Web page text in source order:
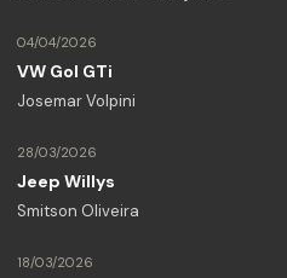
04/04/2026
VW Gol GTi
Josemar Volpini
28/03/2026
Jeep Willys
Smitson Oliveira
18/03/2026